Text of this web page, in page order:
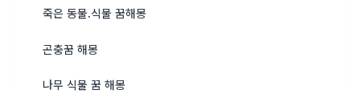
죽은 동물.식물 꿈해몽
곤충꿈 해몽
나무 식물 꿈 해몽